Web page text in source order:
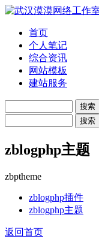
首页
个人笔记
综合资讯
网站模板
建站服务
zblogphp主题
zbptheme
zblogphp插件
zblogphp主题
返回首页